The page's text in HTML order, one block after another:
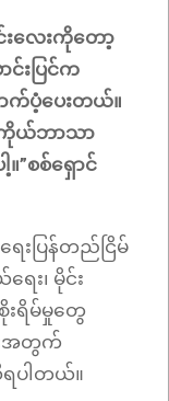
းလေးကိုတော့
းပြင်က
ပံ့ပေးတယ်။
ကိုယ်ဘာသာ
”စစ်ရှောင်
ေးပြန်တည်ငြိမ်
း၊ မိုင်း
းရိမ်မှုတွေ
းအတွက်
ပါတယ်။